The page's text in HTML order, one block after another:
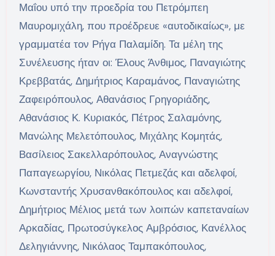
Μαΐου υπό την προεδρία του Πετρόμπεη
Μαυρομιχάλη, που προέδρευε «αυτοδικαίως», με
γραμματέα τον Ρήγα Παλαμίδη. Τα μέλη της
Συνέλευσης ήταν οι: Έλους Άνθιμος, Παναγιώτης
Κρεββατάς, Δημήτριος Καραμάνος, Παναγιώτης
Ζαφειρόπουλος, Αθανάσιος Γρηγοριάδης,
Αθανάσιος Κ. Κυριακός, Πέτρος Σαλαμόνης,
Μανώλης Μελετόπουλος, Μιχάλης Κομητάς,
Βασίλειος Σακελλαρόπουλος, Αναγνώστης
Παπαγεωργίου, Νικόλας Πετμεζάς και αδελφοί,
Κωνσταντής Χρυσανθακόπουλος και αδελφοί,
Δημήτριος Μέλιος μετά των λοιπών καπεταναίων
Αρκαδίας, Πρωτοσύγκελος Αμβρόσιος, Κανέλλος
Δεληγιάννης, Νικόλαος Ταμπακόπουλος,